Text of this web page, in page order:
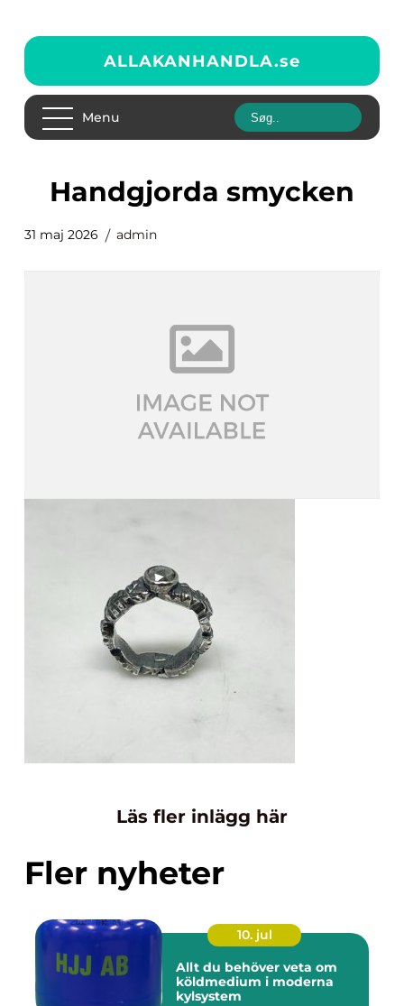
ALLAKANHANDLA.se
Menu
Handgjorda smycken
31 maj 2026 admin
Läs fler inlägg här
Fler nyheter
10. jul
Allt du behöver veta om
köldmedium i moderna
kylsystem